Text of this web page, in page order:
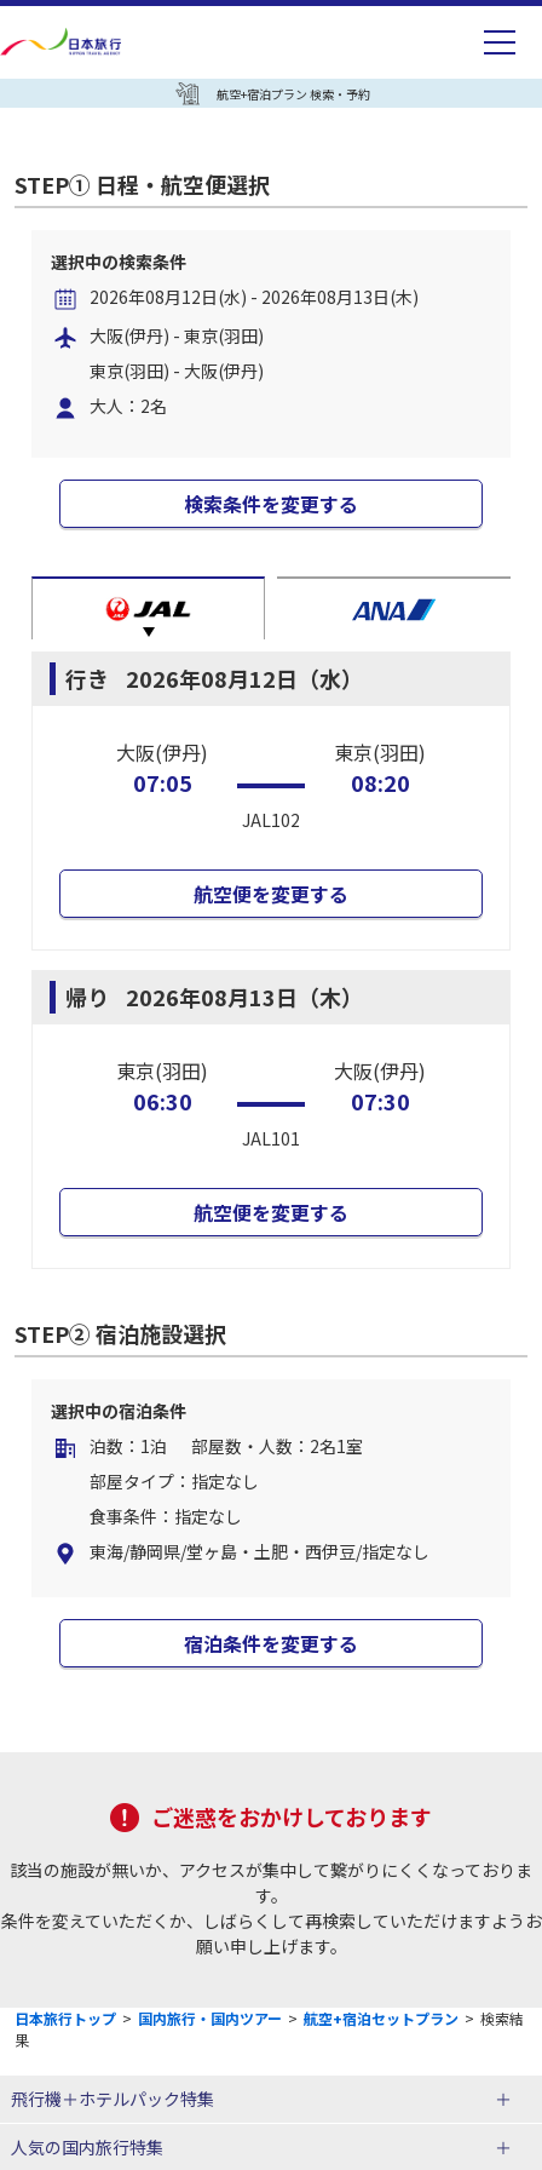
航空+宿泊プラン 検索・予約
STEP① 日程・航空便選択
選択中の検索条件
2026年08月12日(水) - 2026年08月13日(木)
大阪(伊丹) - 東京(羽田)
東京(羽田) - 大阪(伊丹)
大人：2名
検索条件を変更する
行き 2026年08月12日（水）
大阪(伊丹)
07:05
JAL102
東京(羽田)
08:20
航空便を変更する
帰り 2026年08月13日（木）
東京(羽田)
06:30
JAL101
大阪(伊丹)
07:30
航空便を変更する
STEP② 宿泊施設選択
選択中の宿泊条件
泊数：1泊
部屋数・人数：2名1室
部屋タイプ：指定なし
食事条件：指定なし
東海/静岡県/堂ヶ島・土肥・西伊豆/指定なし
宿泊条件を変更する
ご迷惑をおかけしております
該当の施設が無いか、アクセスが集中して繋がりにくくなっておりま
す。
条件を変えていただくか、しばらくして再検索していただけますようお
願い申し上げます。
日本旅行トップ > 国内旅行・国内ツアー > 航空+宿泊セットプラン > 検索結
果
飛行機＋ホテルパック特集
赤い風船ダイナミックパッケージ
ＪＡＬで行く飛行機+ホテルパック
人気の国内旅行特集